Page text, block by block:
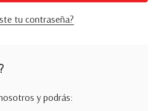
tu contraseña?
y podrás: